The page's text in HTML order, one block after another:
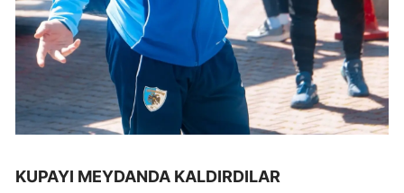
Manisa
Kahramanmaraş
Mardin
Muğla
Muş
KUPAYI MEYDANDA KALDIRDILAR